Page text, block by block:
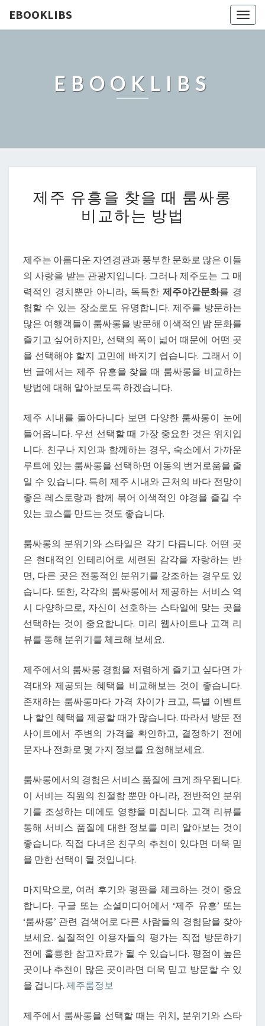
EBOOKLIBS
EBOOKLIBS
주
유
찾
을
때
룸
싸
롱
비
교
하
방
법
제주 유흥을 찾을 때 룸싸롱
비교하는 방법
제주는 아름다운 자연경관과 풍부한 문화로 많은 이들
의 사랑을 받는 관광지입니다. 그러나 제주도는 그 매
력적인 경치뿐만 아니라, 독특한 제주야간문화를 경
험할 수 있는 장소로도 유명합니다. 제주를 방문하는
많은 여행객들이 룸싸롱을 방문해 이색적인 밤 문화를
즐기고 싶어하지만, 선택의 폭이 넓어 때문에 어떤 곳
을 선택해야 할지 고민에 빠지기 쉽습니다. 그래서 이
번 글에서는 제주 유흥을 찾을 때 룸싸롱을 비교하는
방법에 대해 알아보도록 하겠습니다.
제주 시내를 돌아다니다 보면 다양한 룸싸롱이 눈에
들어옵니다. 우선 선택할 때 가장 중요한 것은 위치입
니다. 친구나 지인과 함께하는 경우, 숙소에서 가까운
루트에 있는 룸싸롱을 선택하면 이동의 번거로움을 줄
일 수 있습니다. 특히 제주 시내와 근처의 바다 전망이
좋은 레스토랑과 함께 묶어 이색적인 야경을 즐길 수
있는 코스를 만드는 것도 좋습니다.
룸싸롱의 분위기와 스타일은 각기 다릅니다. 어떤 곳
은 현대적인 인테리어로 세련된 감각을 자랑하는 반
면, 다른 곳은 전통적인 분위기를 강조하는 경우도 있
습니다. 또한, 각각의 룸싸롱에서 제공하는 서비스 역
시 다양하므로, 자신이 선호하는 스타일에 맞는 곳을
선택하는 것이 중요합니다. 미리 웹사이트나 고객 리
뷰를 통해 분위기를 체크해 보세요.
제주에서의 룸싸롱 경험을 저렴하게 즐기고 싶다면 가
격대와 제공되는 혜택을 비교해보는 것이 좋습니다.
존재하는 룸싸롱마다 가격 차이가 크고, 특별 이벤트
나 할인 혜택을 제공할 때가 많습니다. 따라서 방문 전
사이트에서 주변의 가격을 확인하고, 결정하기 전에
문자나 전화로 몇 가지 정보를 요청해보세요.
룸싸롱에서의 경험은 서비스 품질에 크게 좌우됩니다.
이 서비는 직원의 친절함 뿐만 아니라, 전반적인 분위
기를 조성하는 데에도 영향을 미칩니다. 고객 리뷰를
통해 서비스 품질에 대한 정보를 미리 알아보는 것이
좋습니다. 직접 다녀온 친구의 추천이 있다면 더욱 믿
을 만한 선택이 될 것입니다.
마지막으로, 여러 후기와 평판을 체크하는 것이 중요
합니다. 구글 또는 소셜미디어에서 ‘제주 유흥’ 또는
‘룸싸롱’ 관련 검색어로 다른 사람들의 경험담을 찾아
보세요. 실질적인 이용자들의 평가는 직접 방문하기
전에 훌륭한 참고자료가 될 수 있습니다. 평점이 높은
곳이나 추천이 많은 곳이라면 더욱 믿고 방문할 수 있
을 겁니다. 제주룸정보
제주에서 룸싸롱을 선택할 때는 위치, 분위기와 스타